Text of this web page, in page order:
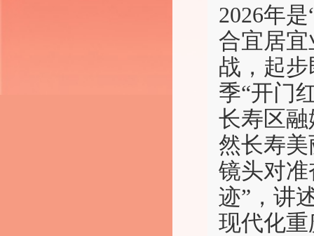
2026年
合宜居
战，起步
季“开门
长寿区
然长寿
镜头对准
迹”，讲
现代化